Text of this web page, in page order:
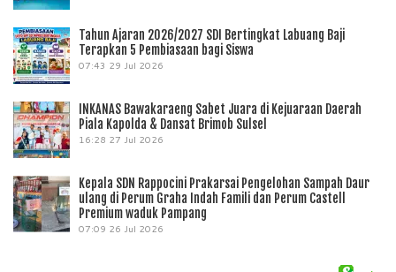
Tahun Ajaran 2026/2027 SDI Bertingkat Labuang Baji
Terapkan 5 Pembiasaan bagi Siswa
07:43 29 Jul 2026
INKANAS Bawakaraeng Sabet Juara di Kejuaraan Daerah
Piala Kapolda & Dansat Brimob Sulsel
16:28 27 Jul 2026
Kepala SDN Rappocini Prakarsai Pengelohan Sampah Daur
ulang di Perum Graha Indah Famili dan Perum Castell
Premium waduk Pampang
07:09 26 Jul 2026